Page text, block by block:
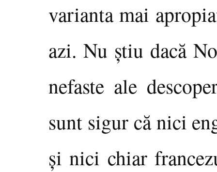
varianta mai
azi. Nu ştiu dacă
nefaste ale
sunt sigur că nici
şi nici chiar